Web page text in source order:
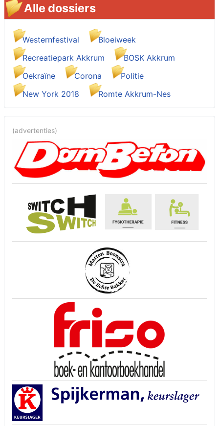
Alle dossiers
Westernfestival
Bloeiweek
Recreatiepark Akkrum
BOSK Akkrum
Oekraïne
Corona
Politie
New York 2018
Romte Akkrum-Nes
(advertenties)